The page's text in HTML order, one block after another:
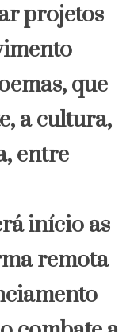
projetos
que
a cultura,
entre
início as
remota